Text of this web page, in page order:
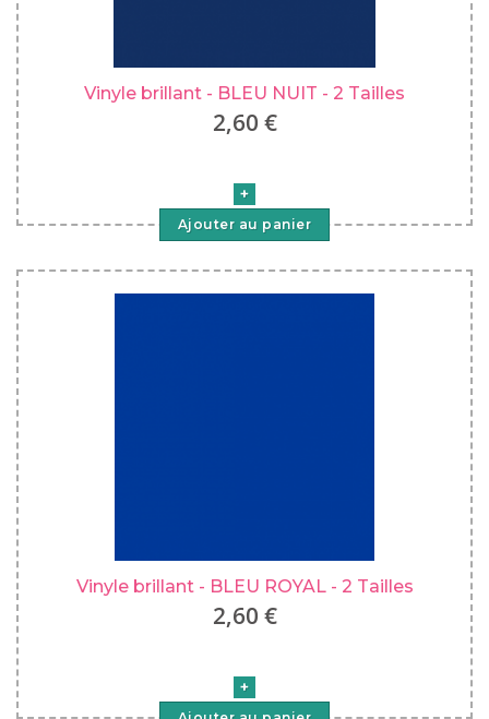
Vinyle brillant - BLEU NUIT - 2 Tailles
2,60 €
Ajouter au panier
Vinyle brillant - BLEU ROYAL - 2 Tailles
2,60 €